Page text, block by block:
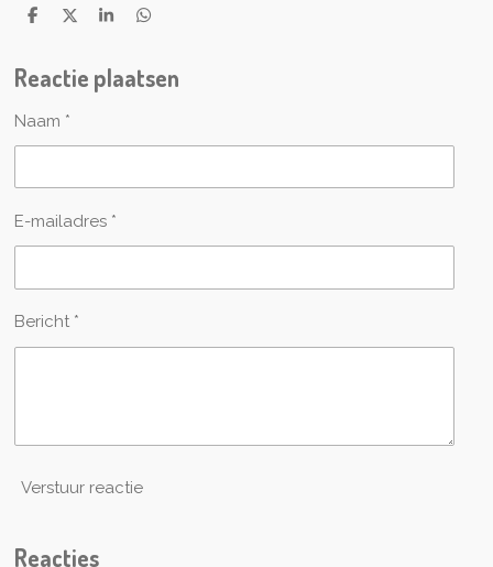
D
e
n
D
l
S
r
e
D
e
n
Reactie plaatsen
Naam *
E-mailadres *
Bericht *
Verstuur reactie
Reacties